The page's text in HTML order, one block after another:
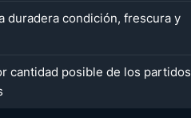
duradera condición, frescura y
cantidad posible de los partidos